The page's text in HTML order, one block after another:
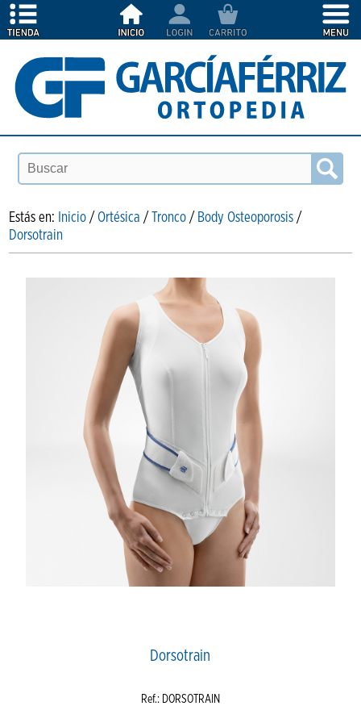
Estás en: Inicio /Ortésica /Tronco / Body Osteoporosis /
Dorsotrain
Dorsotrain
Ref.: DORSOTRAIN